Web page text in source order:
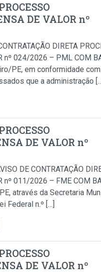
DE VALOR nº
DIRETA
024/2026 – PML COM
PE, em conformidade
que a administração
DE VALOR nº
DE CONTRATAÇÃO
011/2026 – FME COM
através da Secretaria
Federal n.º […]
DE VALOR nº